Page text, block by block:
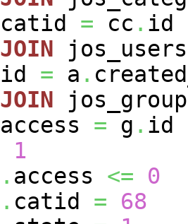
catid = cc . id
JOIN
id = a .
JOIN
access = g . id
1
. access <=
0
. catid =
68